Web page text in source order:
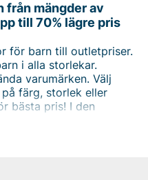
från mängder av
till 70% lägre pris
för barn till outletpriser.
i alla storlekar.
varumärken. Välj
färg, storlek eller
bästa pris! I den
hittar du fler
Happy